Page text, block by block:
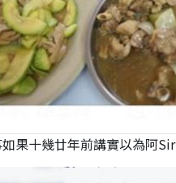
果十幾廿年前講實以為阿